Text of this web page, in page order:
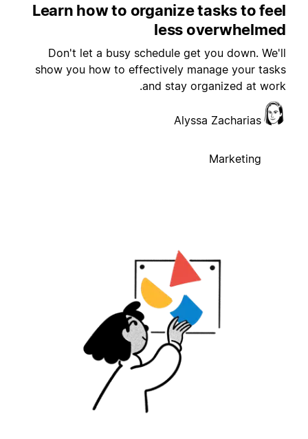
Learn how to organize tasks to
less
Don't let a busy schedule get you down.
show you how to effectively manage your
and stay organized at
Alyssa Zacharias
Marketing